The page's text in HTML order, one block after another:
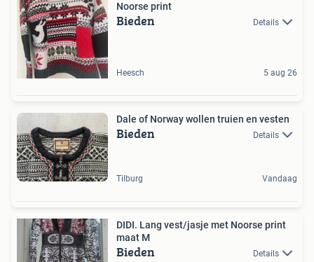
Noorse print
Bieden Details
Heesch 5 aug 26
Dale of Norway wollen truien en vesten
Bieden Details
Tilburg Vandaag
DIDI. Lang vest/jasje met Noorse print
maat M
Bieden Details